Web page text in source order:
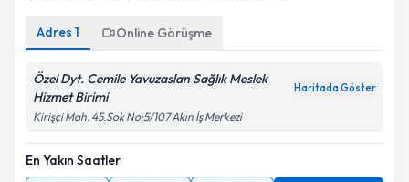
Adres 1 Online Görüşme
Özel Dyt. Cemile Yavuzaslan Sağlık Meslek
Hizmet Birimi
Haritada Göster
Kirişçi Mah. 45.Sok No:5/107 Akın İş Merkezi
En Yakın Saatler